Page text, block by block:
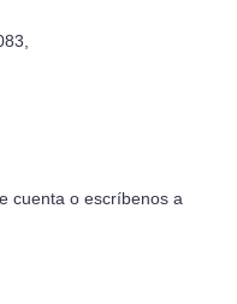
cuenta o escríbenos a